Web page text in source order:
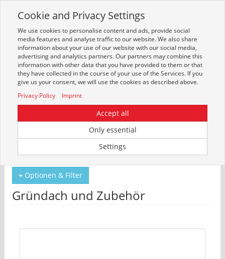
Zur mobilen Kompaktversion (Login erforderlich)
Toggle
navigation
Um weitere Artikelinformationen zu erhalten, melden Sie sich bitte am
System an.Zur Anmeldung
Optionen & Filter
Gründach und Zubehör
Cookie and Privacy Settings
We use cookies to personalise content and ads, provide social
media features and analyse traffic to our website. We also share
information about your use of our website with our social media,
advertising and analytics partners. Our partners may combine this
information with other data that you have provided to them or that
they have collected in the course of your use of the Services. If you
give us your consent, we will use the cookies as described above.
Privacy Policy
Imprint
Accept all
Only essential
Settings